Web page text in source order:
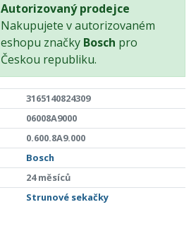
Autorizovaný prodejce
Nakupujete v autorizovaném
eshopu značky Bosch pro
Českou republiku.
3165140824309
06008A9000
0.600.8A9.000
Bosch
24 měsíců
Strunové sekačky